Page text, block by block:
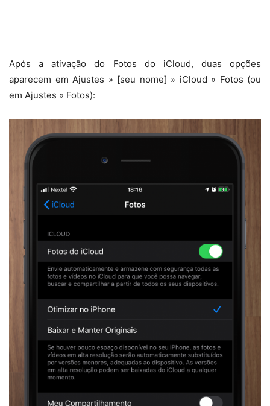
Após a ativação do Fotos do iCloud, duas opções
aparecem em Ajustes » [seu nome] » iCloud » Fotos (ou
em Ajustes » Fotos):